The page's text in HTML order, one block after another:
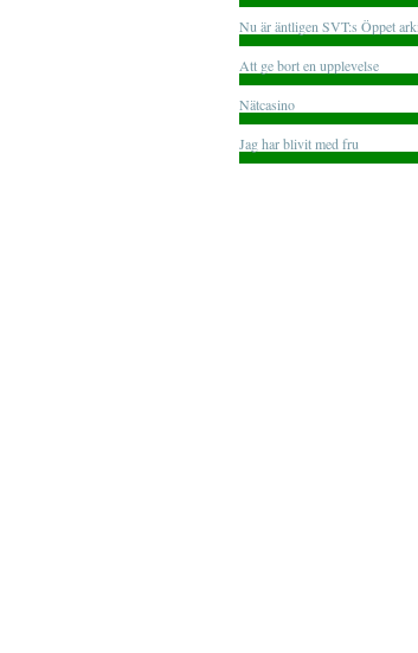
Nu är äntligen SVT:s Öppet
Att ge bort en upplevelse
Nätcasino
Jag har blivit med fru